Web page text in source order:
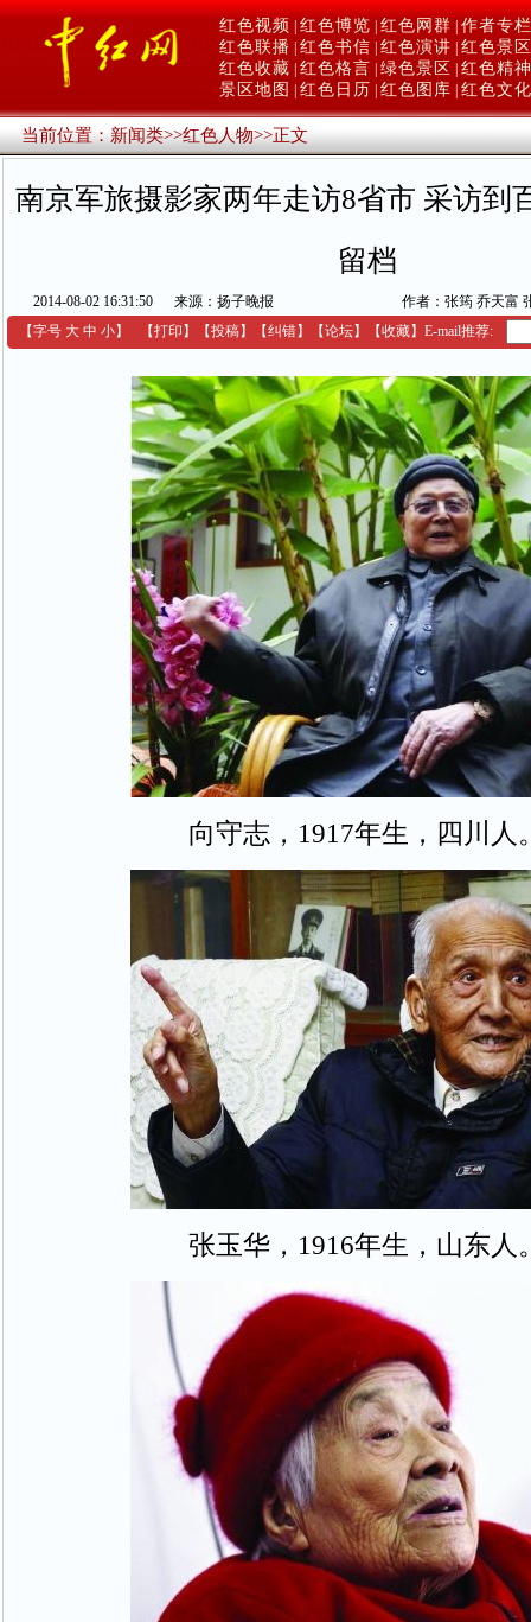
红色视频 红色博览 红色网群 作者专栏
红色联播 红色书信 红色演讲 红色景区
红色收藏 红色格言 绿色景区
红色精神
景区地图
红色日历 红色图库 红色文化
当前位置：新闻类>>红色人物>>正文
南京军旅摄影家两年走访8省市 采访到
留档
2014-08-02 16:31:50 来源：扬子晚报
作者：张筠 乔天富
【字号 大 中 小】 【打印 】 【投稿】 【纠错】 【论坛】 【收藏】 E-mail推荐:
向守志，1917年生，四川人
张玉华，1916年生，山东人